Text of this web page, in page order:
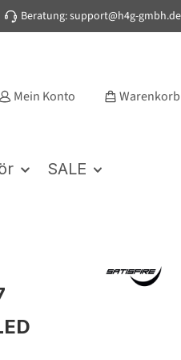
Beratung: support@h4g-gmbh.de
Mein Konto Warenkorb
SALE